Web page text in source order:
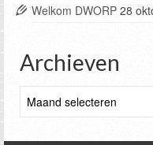
Welkom DWORP 28
Archieven